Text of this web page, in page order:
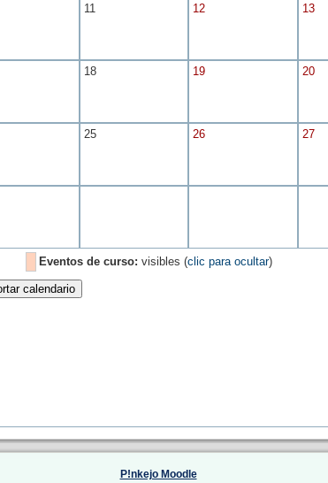
11 12 13
18 19 20
25 26 27
Eventos de curso: visibles (clic para ocultar)
P!nkejo Moodle